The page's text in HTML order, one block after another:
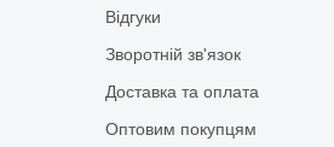
Відгуки
Зворотній зв'язок
Доставка та оплата
Оптовим покупцям